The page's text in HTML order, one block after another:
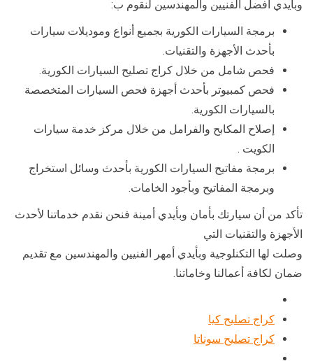
وبأيدي أفضل الفنيين والمهندسين لنقوم ب:
برمجة السيارات الكورية بجميع أنواع وموديلات سيارات
بأحدث الأجهزة والتقنيات.
فحص شامل من خلال كراج تصليح السيارات الكورية.
فحص كمبيوتر بأحدث أجهزة فحص السيارات المتخصصة
بالسيارات الكورية.
إصلاح المكابح والفرامل من خلال مركز خدمة سيارات
الكويت .
برمجة مفاتيح السيارات الكورية بأحدث وسائل استخراج
وبرمجة المفاتيح وبأجود الخامات.
تأكد من أن سيارتك بأمان وبأيدي أمينة فنحن نقدم خدماتنا لأحدث
الأجهزة والتقنيات التي
وصلت لها التكنلوجية وبأيدي أمهر الفنيين والمهندسين مع تقديم
ضمان لكافة أعمالنا وخاماتنا.
كراج تصليح كيا
كراج تصليح سوناتا